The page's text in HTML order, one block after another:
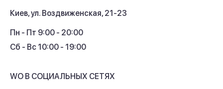
Кэшбек
Киев, ул. Воздвиженская, 21-23
Пн - Пт 9:00 - 20:00
Сб - Вс 10:00 - 19:00
WO В СОЦИАЛЬНЫХ СЕТЯХ